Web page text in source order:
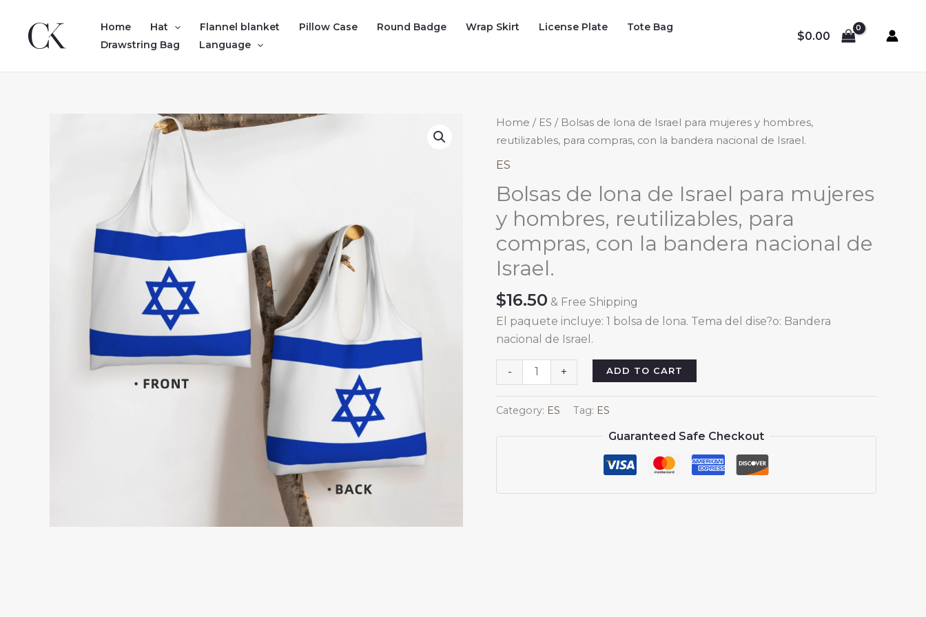
content
Home Hat Flannel blanket Pillow Case Round Badge Wrap Skirt License Plate
Tote Bag
Drawstring Bag
Language
$0.00
Home / ES / Bolsas de lona de Israel para mujeres y hombres,
reutilizables, para compras, con la bandera nacional de Israel.
ES
Bolsas de lona de Israel para mujeres
y hombres, reutilizables, para
compras, con la bandera nacional de
Israel.
$16.50 & Free Shipping
El paquete incluye: 1 bolsa de lona. Tema del dise?o: Bandera
nacional de Israel.
-
de
Israel
y
+ ADD TO CART
Category: ES Tag: ES
Guaranteed Safe Checkout